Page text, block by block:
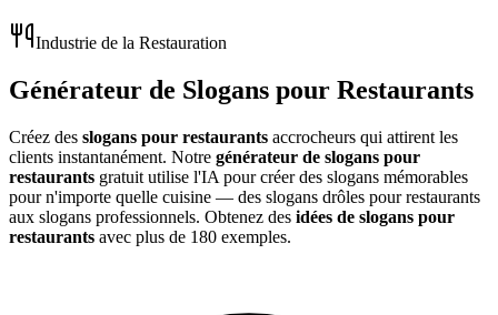
Industrie de la Restauration
Générateur de Slogans pour Restaurants
Créez des slogans pour restaurants accrocheurs qui attirent les
clients instantanément. Notre générateur de slogans pour
restaurants gratuit utilise l'IA pour créer des slogans mémorables
pour n'importe quelle cuisine — des slogans drôles pour restaurants
aux slogans professionnels. Obtenez des idées de slogans pour
restaurants avec plus de 180 exemples.